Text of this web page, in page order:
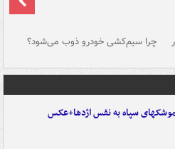
چرا سیم‌کشی خودرو ذوب می‌شود؟
سپاه به نفس اژدها+عکس